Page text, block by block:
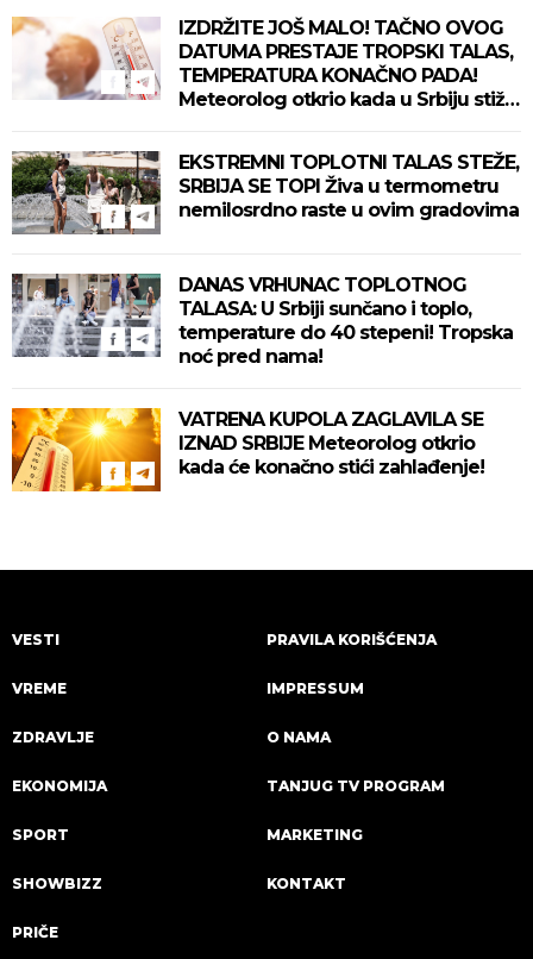
IZDRŽITE JOŠ MALO! TAČNO OVOG
DATUMA PRESTAJE TROPSKI TALAS,
TEMPERATURA KONAČNO PADA!
Meteorolog otkrio kada u Srbiju stiže
EKSTREMNI TOPLOTNI TALAS STEŽE,
SRBIJA SE TOPI Živa u termometru
nemilosrdno raste u ovim gradovima
DANAS VRHUNAC TOPLOTNOG
TALASA: U Srbiji sunčano i toplo,
temperature do 40 stepeni! Tropska
noć pred nama!
VATRENA KUPOLA ZAGLAVILA SE
IZNAD SRBIJE Meteorolog otkrio
kada će konačno stići zahlađenje!
VESTI
VREME
ZDRAVLJE
EKONOMIJA
SPORT
SHOWBIZZ
PRIČE
PRAVILA KORIŠĆENJA
IMPRESSUM
O NAMA
TANJUG TV PROGRAM
MARKETING
KONTAKT